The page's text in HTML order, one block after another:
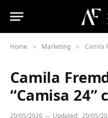
Home » Marketing » Camila
Camila
“Camisa 24”
20/05/2026 Updated: 20/05/